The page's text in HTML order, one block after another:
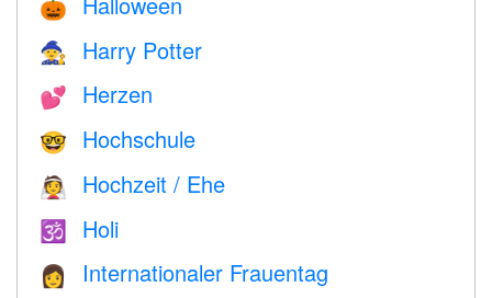
🎃
🧙 Harry Potter
💕 Herzen
🤓 Hochschule
👰 Hochzeit / Ehe
🕉 Holi
👩 Internationaler Frauentag